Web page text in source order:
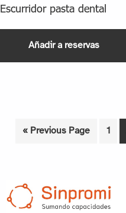
Escurridor pasta dental
Añadir a reservas
« Previous Page 1